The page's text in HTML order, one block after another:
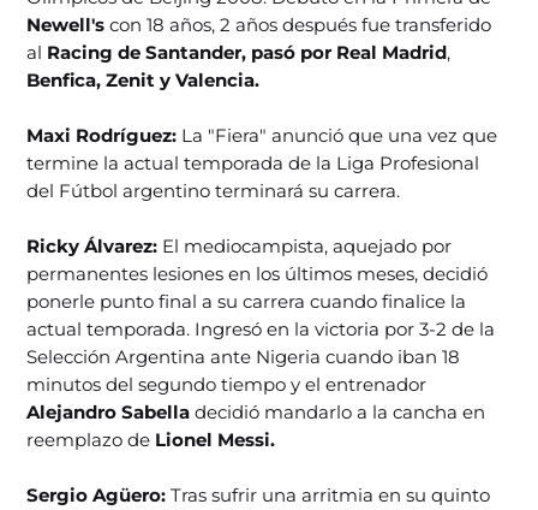
Newell's con 18 años, 2 años después fue transferido
al Racing de Santander, pasó por Real Madrid,
Benfica, Zenit y Valencia.
Maxi Rodríguez: La "Fiera" anunció que una vez que
termine la actual temporada de la Liga Profesional
del Fútbol argentino terminará su carrera.
Ricky Álvarez: El mediocampista, aquejado por
permanentes lesiones en los últimos meses, decidió
ponerle punto final a su carrera cuando finalice la
actual temporada. Ingresó en la victoria por 3-2 de la
Selección Argentina ante Nigeria cuando iban 18
minutos del segundo tiempo y el entrenador
Alejandro Sabella decidió mandarlo a la cancha en
reemplazo de Lionel Messi.
Sergio Agüero:Tras sufrir una arritmia en su quinto